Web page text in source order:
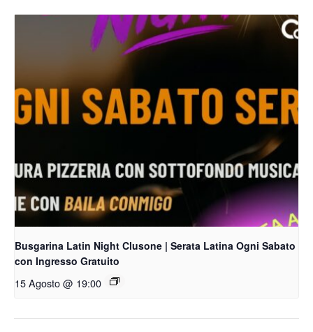
Busgarina Latin Night Clusone | Serata Latina Ogni Sabato
con Ingresso Gratuito
15 Agosto @ 19:00